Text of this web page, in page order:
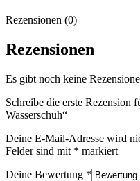
Rezensionen (0)
Rezensionen
Es gibt noch keine
Schreibe die erste Rezension
Wasserschuh“
Deine E-Mail-Adresse wird
Felder sind mit * markiert
Deine Bewertung *